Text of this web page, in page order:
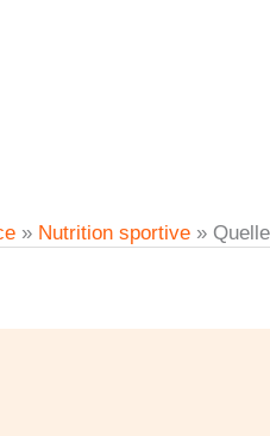
» Nutrition sportive »